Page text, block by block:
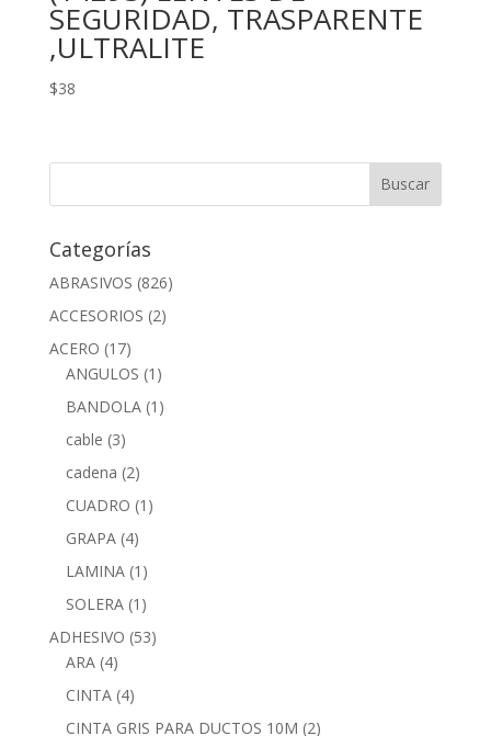
SEGURIDAD, TRASPARENTE
,ULTRALITE
$38
Categorías
ABRASIVOS (826)
ACCESORIOS (2)
ACERO (17)
ANGULOS (1)
BANDOLA (1)
cable (3)
cadena (2)
CUADRO (1)
GRAPA (4)
LAMINA (1)
SOLERA (1)
ADHESIVO (53)
ARA (4)
CINTA (4)
CINTA GRIS PARA DUCTOS 10M (2)